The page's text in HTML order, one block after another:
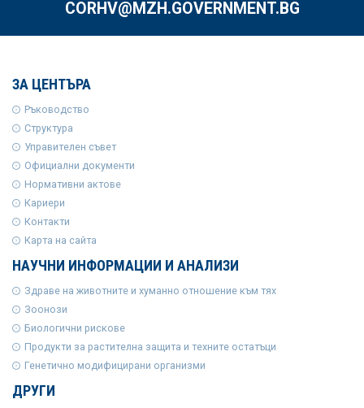
CORHV@MZH.GOVERNMENT.BG
ЗА ЦЕНТЪРА
Ръководство
Структура
Управителен съвет
Официални документи
Нормативни актове
Кариери
Контакти
Карта на сайта
НАУЧНИ ИНФОРМАЦИИ И АНАЛИЗИ
Здраве на животните и хуманно отношение към тях
Зоонози
Биологични рискове
Продукти за растителна защита и техните остатъци
Генетично модифицирани организми
ДРУГИ